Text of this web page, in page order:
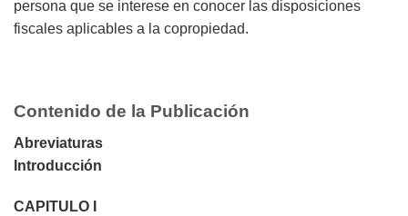
persona que se interese en conocer las disposiciones
fiscales aplicables a la copropiedad.
Contenido de la Publicación
Abreviaturas
Introducción
CAPITULO I